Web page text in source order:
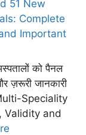
51 New
Complete
Important
को पैनल
ज़रूरी जानकारी
Speciality
Validity and